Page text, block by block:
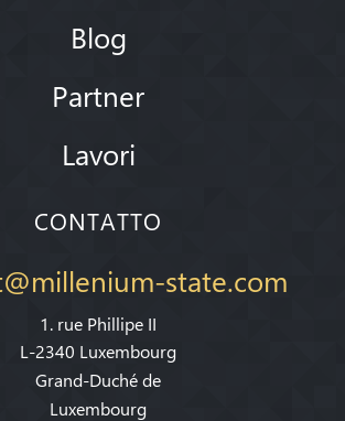
Blog
Partner
Lavori
CONTATTO
state.com
1. rue Phillipe II
L-2340 Luxembourg
Grand-Duché de
Luxembourg